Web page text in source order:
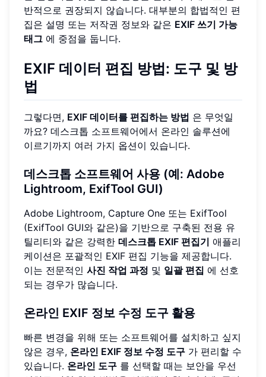
반적으로 권장되지 않습니다. 대부분의 합법적인 편
집은 설명 또는 저작권 정보와 같은 EXIF 쓰기 가능
태그 에 중점을 둡니다.
EXIF 데이터 편집 방법: 도구 및 방
법
그렇다면, EXIF 데이터를 편집하는 방법 은 무엇일
까요? 데스크톱 소프트웨어에서 온라인 솔루션에
이르기까지 여러 가지 옵션이 있습니다.
데스크톱 소프트웨어 사용 (예: Adobe
Lightroom, ExifTool GUI)
Adobe Lightroom, Capture One 또는 ExifTool
(ExifTool GUI와 같은)을 기반으로 구축된 전용 유
틸리티와 같은 강력한 데스크톱 EXIF 편집기 애플리
케이션은 포괄적인 EXIF 편집 기능을 제공합니다.
이는 전문적인 사진 작업 과정 및 일괄 편집 에 선호
되는 경우가 많습니다.
온라인 EXIF 정보 수정 도구 활용
빠른 변경을 위해 또는 소프트웨어를 설치하고 싶지
않은 경우, 온라인 EXIF 정보 수정 도구 가 편리할 수
있습니다. 온라인 도구 를 선택할 때는 보안을 우선